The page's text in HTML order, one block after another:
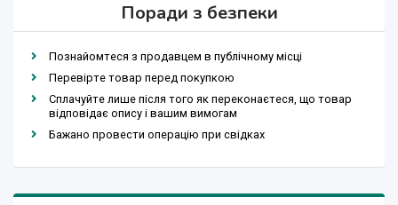
Поради з безпеки
Познайомтеся з продавцем в публічному місці
Перевірте товар перед покупкою
Сплачуйте лише після того як переконаєтеся, що товар
відповідає опису і вашим вимогам
Бажано провести операцію при свідках